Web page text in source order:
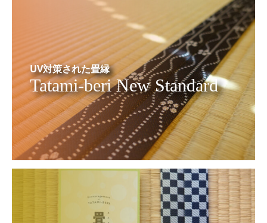
UV対策された畳縁
Tatami-beri New Standard